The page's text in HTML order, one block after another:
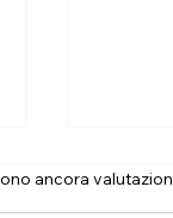
su 5.ancora